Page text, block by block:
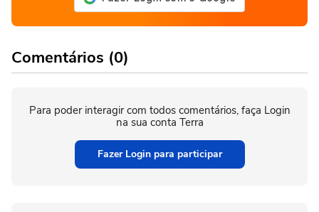
Comentários (0)
Para poder interagir com todos comentários, faça Login
na sua conta Terra
Fazer Login para participar